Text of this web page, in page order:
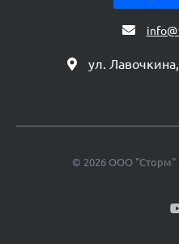
ул.
© 2026 ООО "Сторм"